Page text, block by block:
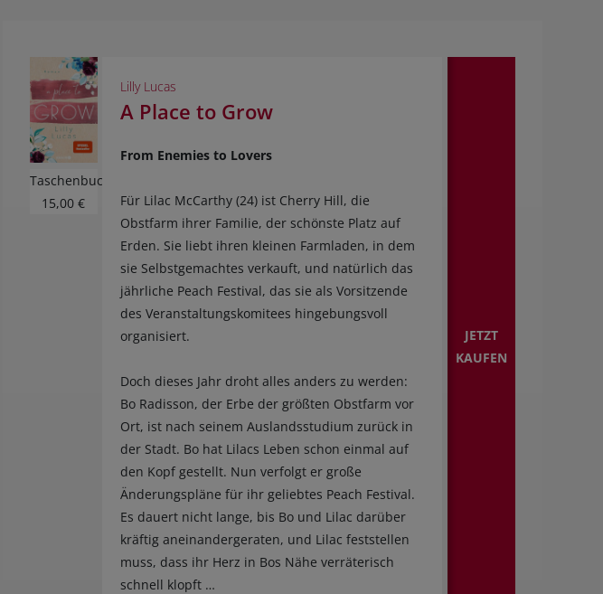
Taschenbuch
15,00 €
Lilly Lucas
A Place to Grow
From Enemies to Lovers
Für Lilac McCarthy (24) ist Cherry Hill, die
Obstfarm ihrer Familie, der schönste Platz auf
Erden. Sie liebt ihren kleinen Farmladen, in dem
sie Selbstgemachtes verkauft, und natürlich das
jährliche Peach Festival, das sie als Vorsitzende
des Veranstaltungskomitees hingebungsvoll
organisiert.
Doch dieses Jahr droht alles anders zu werden:
Bo Radisson, der Erbe der größten Obstfarm vor
Ort, ist nach seinem Auslandsstudium zurück in
der Stadt. Bo hat Lilacs Leben schon einmal auf
den Kopf gestellt. Nun verfolgt er große
Änderungspläne für ihr geliebtes Peach Festival.
Es dauert nicht lange, bis Bo und Lilac darüber
kräftig aneinandergeraten, und Lilac feststellen
muss, dass ihr Herz in Bos Nähe verräterisch
schnell klopft …
JETZT
KAUFEN